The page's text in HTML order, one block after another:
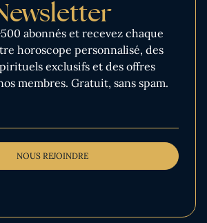
abonnés et recevez chaque
horoscope personnalisé, des
exclusifs et des offres
membres. Gratuit, sans spam.
NOUS REJOINDRE